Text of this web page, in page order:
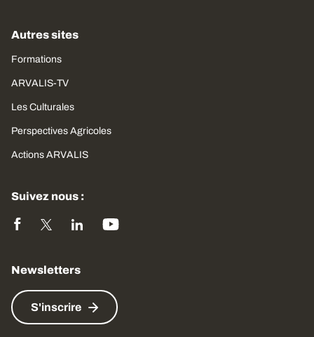
Autres sites
Formations
ARVALIS-TV
Les Culturales
Perspectives Agricoles
Actions ARVALIS
Suivez nous :
Newsletters
S'inscrire